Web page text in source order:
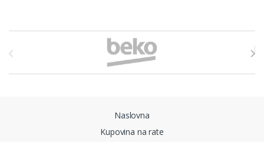
Brands Carousel
Naslovna
Kupovina na rate